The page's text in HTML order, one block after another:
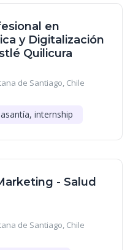
en
y Digitalización
Quilicura
de Santiago, Chile
internship
- Salud
de Santiago, Chile